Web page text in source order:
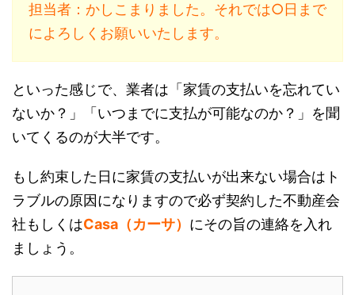
担当者：かしこまりました。それでは○日まで
によろしくお願いいたします。
といった感じで、業者は「家賃の支払いを忘れてい
ないか？」「いつまでに支払が可能なのか？」を聞
いてくるのが大半です。
もし約束した日に家賃の支払いが出来ない場合はト
ラブルの原因になりますので必ず契約した不動産会
社もしくはCasa（カーサ） にその旨の連絡を入れ
ましょう。